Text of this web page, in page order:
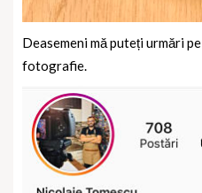
Deasemeni mă puteți urmări pe
fotografie.